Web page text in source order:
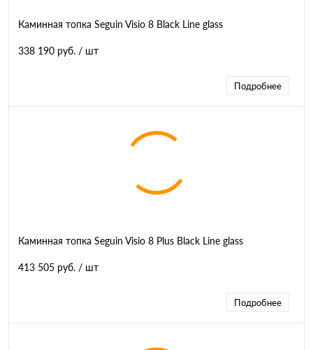
Каминная топка Seguin Visio 8 Black Line glass
338 190 руб. / шт
Подробнее
Каминная топка Seguin Visio 8 Plus Black Line glass
413 505 руб. / шт
Подробнее